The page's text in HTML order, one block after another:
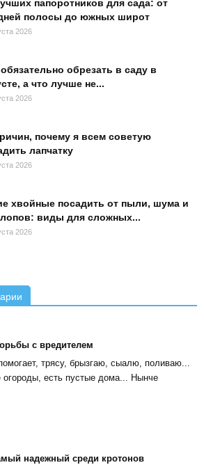
папоротников для сада: от
полосы до южных широт
2026
обрезать в саду в
а что лучше не...
2026
почему я всем советую
лапчатку
2026
хвойные посадить от пыли, шума и
виды для сложных...
2026
с вредителем
трясу, брызгаю, сыалю, поливаю...
огороды, есть пустые дома... Нынче
надежный среди кротонов